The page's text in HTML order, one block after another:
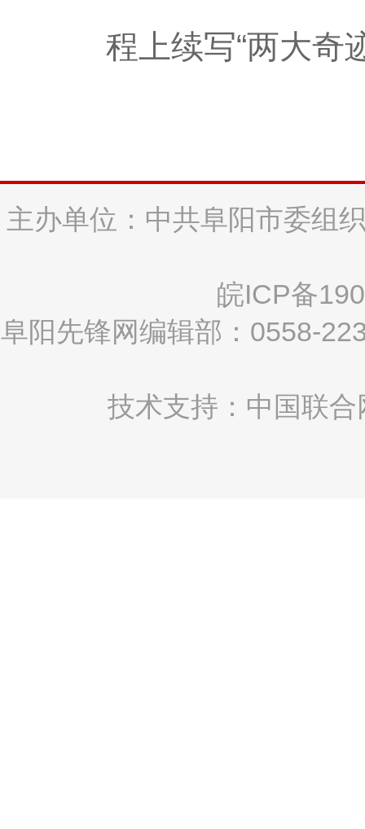
程上续写“两大奇
主办单位：中共阜阳市委组
皖ICP备
阜阳先锋网编辑部：0558-
技术支持：中国联